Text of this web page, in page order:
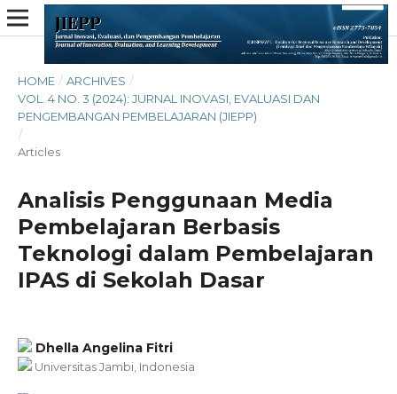
HOME / ARCHIVES /
VOL. 4 NO. 3 (2024): JURNAL INOVASI, EVALUASI DAN
PENGEMBANGAN PEMBELAJARAN (JIEPP)
/
Articles
Analisis Penggunaan Media
Pembelajaran Berbasis
Teknologi dalam Pembelajaran
IPAS di Sekolah Dasar
Dhella Angelina Fitri
Universitas Jambi, Indonesia